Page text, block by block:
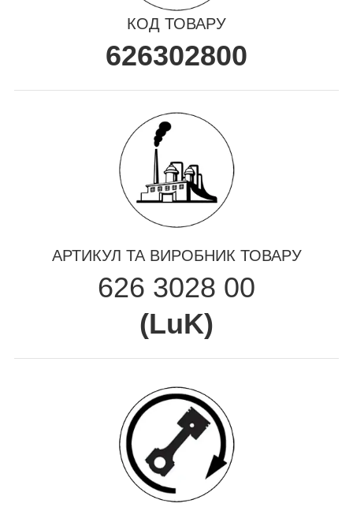
КОД ТОВАРУ
626302800
АРТИКУЛ ТА ВИРОБНИК ТОВАРУ
626 3028 00
(LuK)